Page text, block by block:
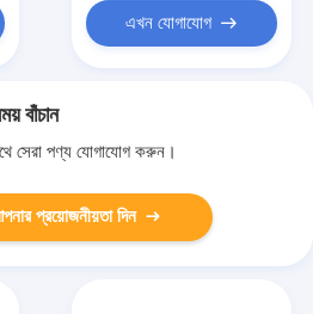
এখন যোগাযোগ
বাঁচান
সেরা পণ্য যোগাযোগ করুন।
প্রয়োজনীয়তা দিন